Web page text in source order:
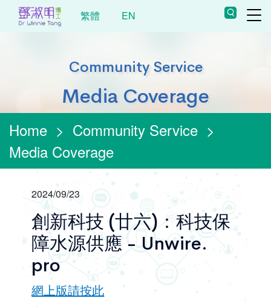
繁體 EN
Community Service
Media Coverage
Home > Community Service >
Media Coverage
2024/09/23
創新科技 (廿六)：科技保
障水源供應 - Unwire.
pro
網上版請按此